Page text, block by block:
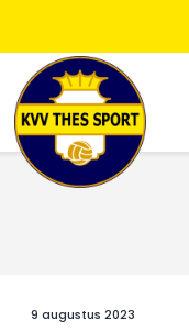
9 augustus 2023